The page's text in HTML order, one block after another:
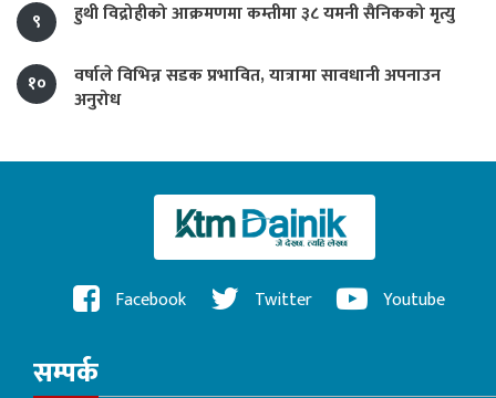
९
हुथी विद्रोहीको आक्रमणमा कम्तीमा ३८ यमनी सैनिकको मृत्यु
१०
वर्षाले विभिन्न सडक प्रभावित, यात्रामा सावधानी अपनाउन
अनुरोध
Facebook Twitter Youtube
सम्पर्क